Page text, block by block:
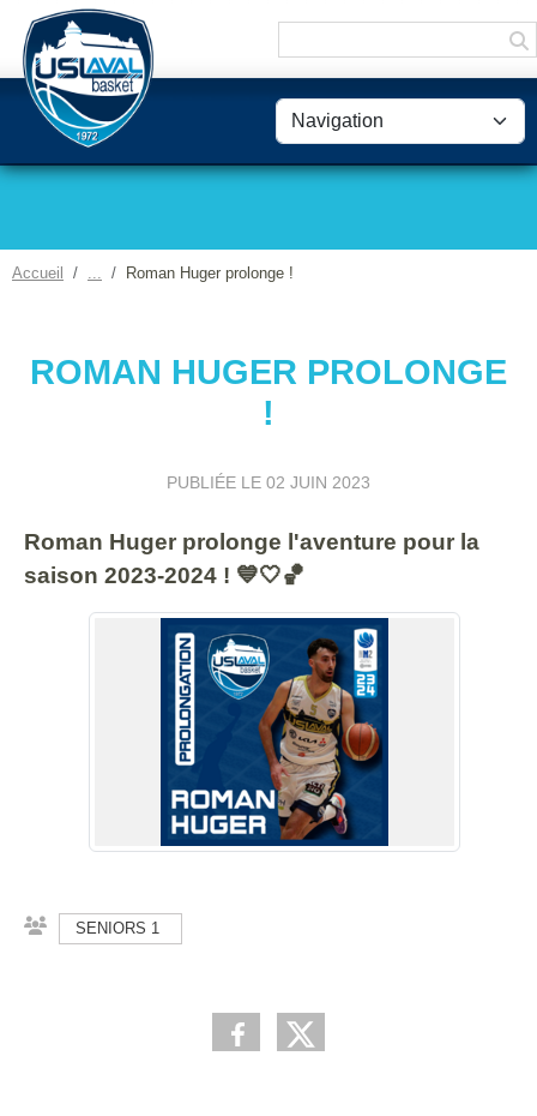
Accueil Roman Huger prolonge !
ROMAN HUGER PROLONGE
!
PUBLIÉE LE 02 JUIN 2023
Roman Huger prolonge l'aventure pour la
saison 2023-2024 ! 💙🤍🏀
SENIORS 1
Panneau de gestion des cookies